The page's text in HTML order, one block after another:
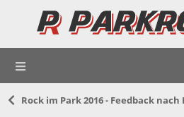
Rock im Park 2016 - Feedback nach